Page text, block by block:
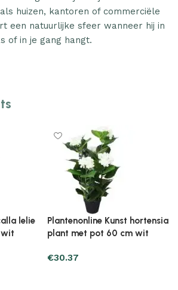
huizen, kantoren of commerciële
een natuurlijke sfeer wanneer hij in
of in je gang hangt.
yucca
groen
Plantenonline Kunstgras 7/9
mm 0,5×5 m groen
€20.57